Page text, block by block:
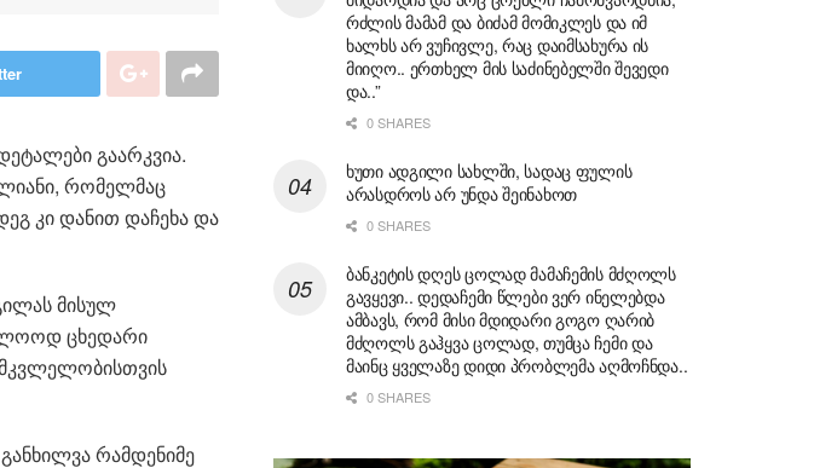
გაარკვია.
რომელმაც
კი დანით დაჩეხა და
მისულ
ცხედარი
რამდენიმე
რძლის მამამ და ბიძამ მომიკლეს და იმ
ხალხს არ ვუჩივლე, რაც დაიმსახურა ის
მიიღო.. ერთხელ მის საძინებელში შევედი
და..”
0 SHARES
ხუთი ადგილი სახლში, სადაც ფულის
არასდროს არ უნდა შეინახოთ
0 SHARES
ბანკეტის დღეს ცოლად მამაჩემის მძღოლს
გავყევი.. დედაჩემი წლები ვერ ინელებდა
ამბავს, რომ მისი მდიდარი გოგო ღარიბ
მძღოლს გაჰყვა ცოლად, თუმცა ჩემი და
მაინც ყველაზე დიდი პრობლემა აღმოჩნდა..
0 SHARES